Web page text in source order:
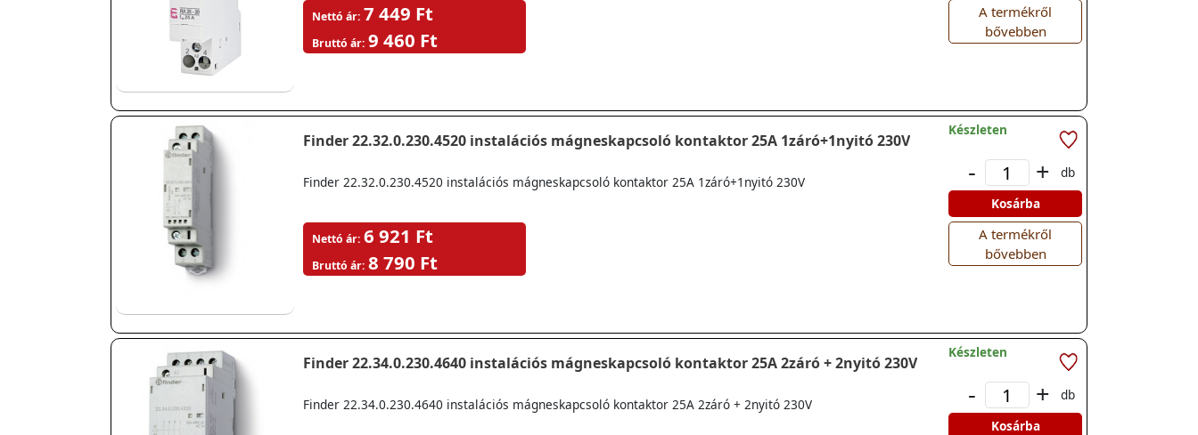
Nettó ár: 7 449 Ft
Bruttó ár: 9 460 Ft
A termékről
bővebben
Finder 22.32.0.230.4520 instalációs mágneskapcsoló kontaktor 25A 1záró+1nyitó 230V
Finder 22.32.0.230.4520 instalációs mágneskapcsoló kontaktor 25A 1záró+1nyitó 230V
Nettó ár: 6 921 Ft
Bruttó ár: 8 790 Ft
Készleten
- +
db
Kosárba
A termékről
bővebben
Finder 22.34.0.230.4640 instalációs mágneskapcsoló kontaktor 25A 2záró + 2nyitó 230V
Finder 22.34.0.230.4640 instalációs mágneskapcsoló kontaktor 25A 2záró + 2nyitó 230V
Készleten
- +
db
Kosárba